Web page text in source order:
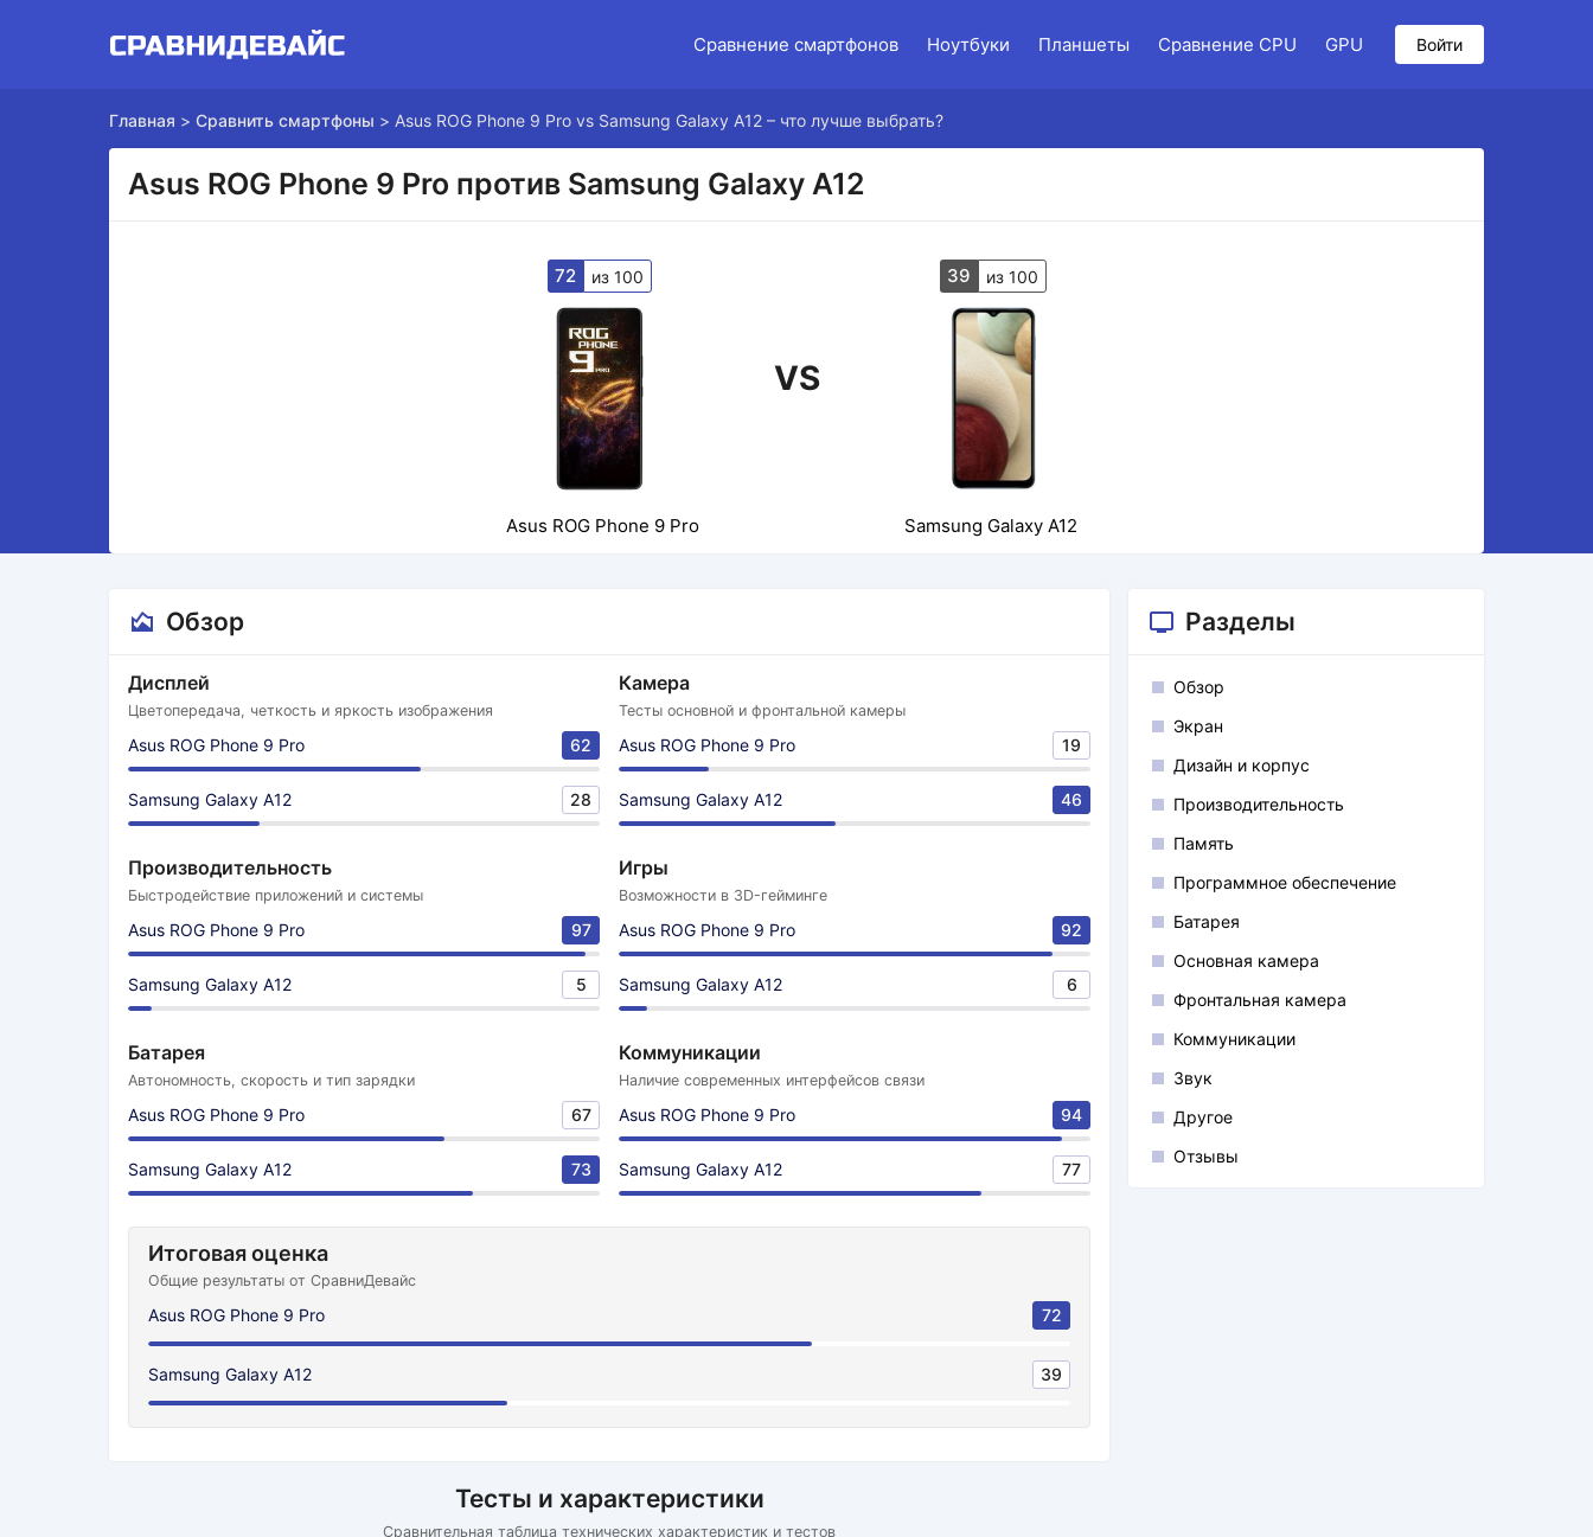
Сравнение смартфонов Ноутбуки Планшеты Сравнение CPU GPU Войти
Главная > Сравнить смартфоны > Asus ROG Phone 9 Pro vs Samsung Galaxy A12 – что лучше выбрать?
Asus ROG Phone 9 Pro против Samsung Galaxy A12
72 из 100
VS
39 из 100
Asus ROG Phone 9 Pro Samsung Galaxy A12
Обзор
Дисплей
Цветопередача, четкость и яркость изображения
Asus ROG Phone 9 Pro 62
Samsung Galaxy A12 28
Камера
Тесты основной и фронтальной камеры
Asus ROG Phone 9 Pro 19
Samsung Galaxy A12 46
Производительность
Быстродействие приложений и системы
Asus ROG Phone 9 Pro 97
Samsung Galaxy A12 5
Игры
Возможности в 3D-гейминге
Asus ROG Phone 9 Pro 92
Samsung Galaxy A12 6
Батарея
Автономность, скорость и тип зарядки
Asus ROG Phone 9 Pro 67
Samsung Galaxy A12 73
Коммуникации
Наличие современных интерфейсов связи
Asus ROG Phone 9 Pro 94
Samsung Galaxy A12 77
Итоговая оценка
Общие результаты от СравниДевайс
Asus ROG Phone 9 Pro 72
Samsung Galaxy A12 39
Тесты и характеристики
Сравнительная таблица технических характеристик и тестов
Разделы
Обзор
Экран
Дизайн и корпус
Производительность
Память
Программное обеспечение
Батарея
Основная камера
Фронтальная камера
Коммуникации
Звук
Другое
Отзывы